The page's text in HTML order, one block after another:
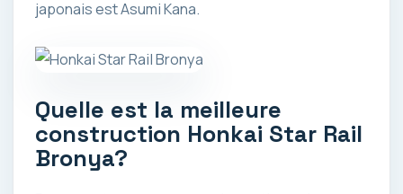
japonais est Asumi Kana.
Quelle est la meilleure
construction Honkai Star Rail
Bronya?